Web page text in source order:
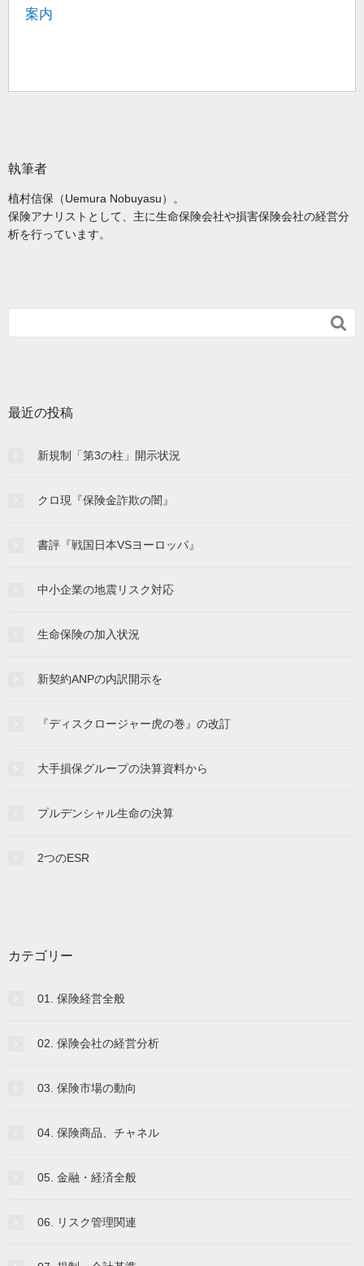
案内
執筆者
植村信保（Uemura Nobuyasu）。
保険アナリストとして、主に生命保険会社や損害保険会社の経営分
析を行っています。

最近の投稿
新規制「第3の柱」開示状況
クロ現『保険金詐欺の闇』
書評『戦国日本VSヨーロッパ』
中小企業の地震リスク対応
生命保険の加入状況
新契約ANPの内訳開示を
『ディスクロージャー虎の巻』の改訂
大手損保グループの決算資料から
プルデンシャル生命の決算
2つのESR
カテゴリー
01. 保険経営全般
02. 保険会社の経営分析
03. 保険市場の動向
04. 保険商品、チャネル
05. 金融・経済全般
06. リスク管理関連